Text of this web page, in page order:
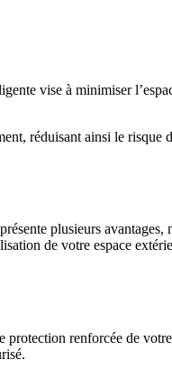
vise à minimiser
réduisant ainsi le risque
plusieurs avantages,
de votre espace
renforcée de